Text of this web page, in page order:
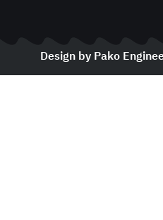
Design by Pako